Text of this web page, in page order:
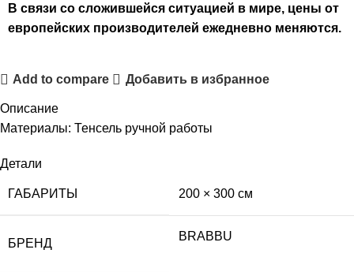
В связи со сложившейся ситуацией в мире, цены от
европейских производителей ежедневно меняются.
Add to compare Добавить в избранное
Описание
Материалы: Тенсель ручной работы
Детали
ГАБАРИТЫ 200 × 300 см
БРЕНД
BRABBU